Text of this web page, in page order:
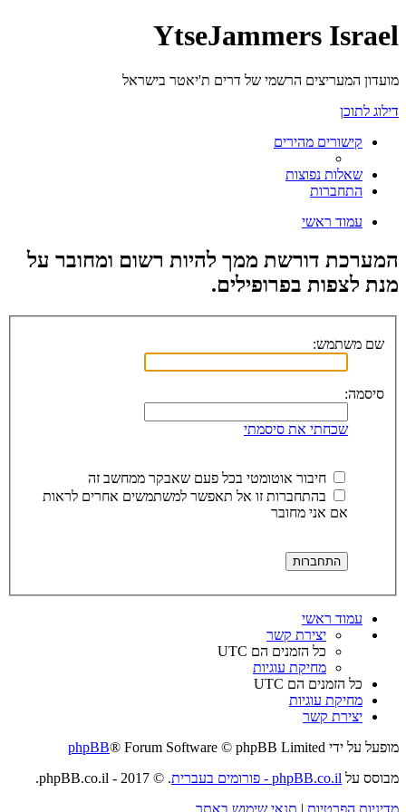
YtseJammers Israel
מועדון המעריצים הרשמי של דרים ת'יאטר בישראל
דילוג לתוכן
קישורים מהירים
שאלות נפוצות
התחברות
עמוד ראשי
המערכת דורשת ממך להיות רשום ומחובר על
מנת לצפות בפרופילים.
שם משתמש:
סיסמה:
שכחתי את סיסמתי
חיבור אוטומטי בכל פעם שאבקר ממחשב זה
בהתחברות זו אל תאפשר למשתמשים אחרים לראות
אם אני מחובר
עמוד ראשי
יצירת קשר
כל הזמנים הם UTC
מחיקת עוגיות
כל הזמנים הם UTC
מחיקת עוגיות
יצירת קשר
מופעל על ידי
phpBB® Forum Software © phpBB Limited
מבוסס על phpBB.co.il - פורומים בעברית
. © 2017 - phpBB.co.il.